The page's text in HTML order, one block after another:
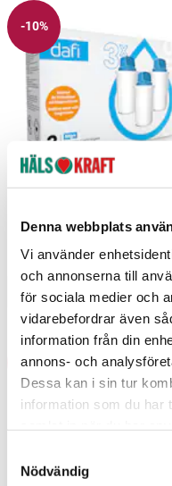
Denna webbplats
Vi använder
och annonserna till
för sociala medier och
vidarebefordrar även
information från din
annons- och
Dessa kan i sin tur
information som du har
Nödvändig
-10%
Current price: 170 kr
170 kr 189 kr
Lägg i varukorgen
-48%